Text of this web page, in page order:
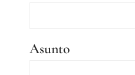
Asunto